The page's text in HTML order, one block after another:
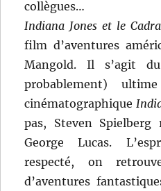
collègues…
Indiana Jones et le
film d’aventures
Mangold. Il s’agit
probablement)
cinématographique
pas, Steven Spielberg
George Lucas.
respecté, on
d’aventures